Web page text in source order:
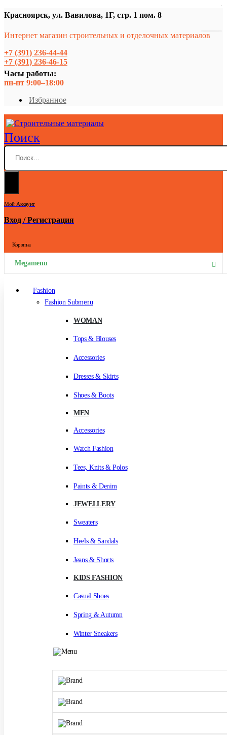
Красноярск, ул. Вавилова, 1Г, стр. 1 пом. 8
Интернет магазин строительных и отделочных материалов
+7 (391) 236-44-44
+7 (391) 236-46-15
Часы работы:
пн-пт 9:00–18:00
Избранное
Поиск
Мой Аккаунт
Вход / Регистрация
Корзина
Megamenu
Fashion
Fashion Submenu
WOMAN
Tops & Blouses
Accessories
Dresses & Skirts
Shoes & Boots
MEN
Accessories
Watch Fashion
Tees, Knits & Polos
Paints & Denim
JEWELLERY
Sweaters
Heels & Sandals
Jeans & Shorts
KIDS FASHION
Casual Shoes
Spring & Autumn
Winter Sneakers